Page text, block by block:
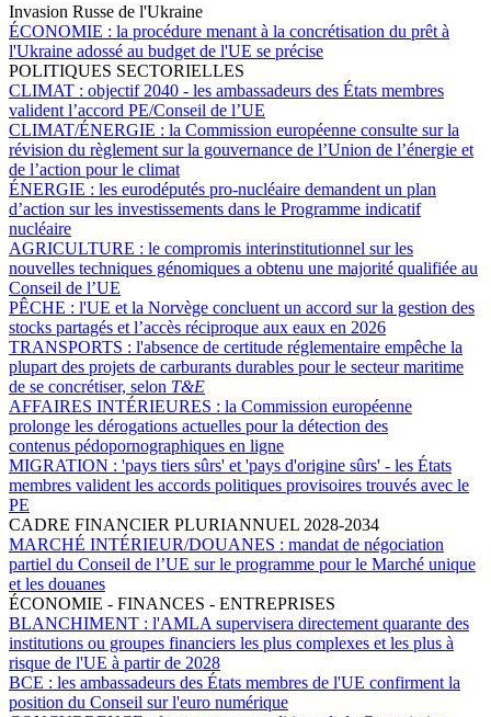
Invasion Russe de l'Ukraine
ÉCONOMIE : la procédure menant à la concrétisation du prêt à
l'Ukraine adossé au budget de l'UE se précise
POLITIQUES SECTORIELLES
CLIMAT : objectif 2040 - les ambassadeurs des États membres
valident l’accord PE/Conseil de l’UE
CLIMAT/ÉNERGIE : la Commission européenne consulte sur la
révision du règlement sur la gouvernance de l’Union de l’énergie et
de l’action pour le climat
ÉNERGIE : les eurodéputés pro-nucléaire demandent un plan
d’action sur les investissements dans le Programme indicatif
nucléaire
AGRICULTURE : le compromis interinstitutionnel sur les
nouvelles techniques génomiques a obtenu une majorité qualifiée au
Conseil de l’UE
PÊCHE : l'UE et la Norvège concluent un accord sur la gestion des
stocks partagés et l’accès réciproque aux eaux en 2026
TRANSPORTS : l'absence de certitude réglementaire empêche la
plupart des projets de carburants durables pour le secteur maritime
de se concrétiser, selon T&E
AFFAIRES INTÉRIEURES : la Commission européenne
prolonge les dérogations actuelles pour la détection des
contenus pédopornographiques en ligne
MIGRATION : 'pays tiers sûrs' et 'pays d'origine sûrs' - les États
membres valident les accords politiques provisoires trouvés avec le
PE
CADRE FINANCIER PLURIANNUEL 2028-2034
MARCHÉ INTÉRIEUR/DOUANES : mandat de négociation
partiel du Conseil de l’UE sur le programme pour le Marché unique
et les douanes
ÉCONOMIE - FINANCES - ENTREPRISES
BLANCHIMENT : l'AMLA supervisera directement quarante des
institutions ou groupes financiers les plus complexes et les plus à
risque de l'UE à partir de 2028
BCE : les ambassadeurs des États membres de l'UE confirment la
position du Conseil sur l'euro numérique